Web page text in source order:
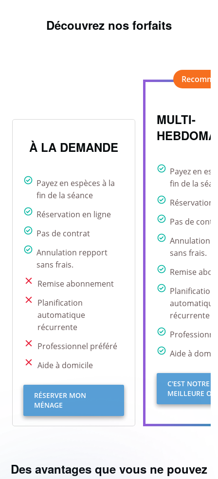
Découvrez nos forfaits
MULTI-
Payez en
fin de la
Réservation
Pas de
Annulation
sans frais.
Remise
Planification
automatique
récurrente
Aide à
C'EST NOTRE
MEILLEURE
À LA DEMANDE
Payez en espèces à la
fin de la séance
Réservation en ligne
Pas de contrat
Annulation repport
sans frais.
Remise abonnement
Planification
automatique
récurrente
Professionnel préféré
Aide à domicile
RÉSERVER MON
MÉNAGE
Des avantages que vous ne pouvez